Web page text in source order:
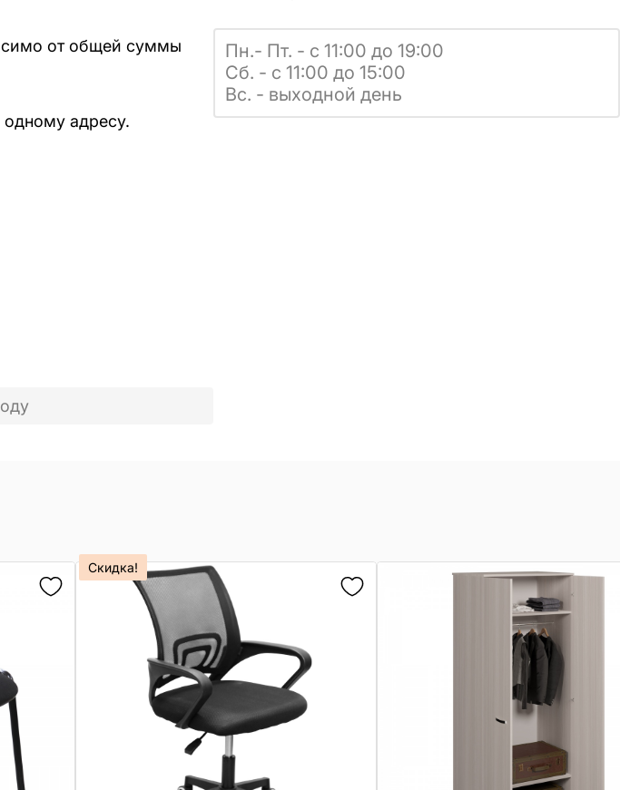
от общей суммы
одному адресу.
Пн.- Пт. - с 11:00 до 19:00
Сб. - с 11:00 до 15:00
Вс. - выходной день
Скидка!